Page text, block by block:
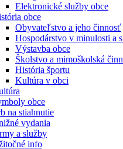
Elektronické služby obce
obce
Obyvateľstvo a jeho činnosť
Hospodárstvo v minulosti a
Výstavba obce
Školstvo a mimoškolská
História športu
Kultúra v obci
obce
na stiahnutie
vydania
a služby
info